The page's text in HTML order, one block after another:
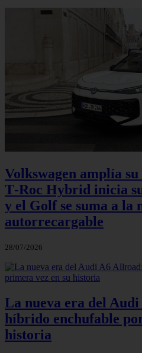
Volkswagen amplía
T‑Roc Hybrid inicia
y el Golf se suma a la
autorrecargable
28/07/2026
La nueva era del
híbrido enchufable
historia